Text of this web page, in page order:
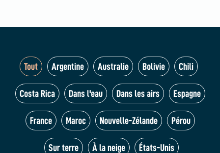
Tout Argentine Australie Bolivie Chili
Costa Rica Dans l'eau Dans les airs Espagne
France Maroc Nouvelle-Zélande Pérou
Sur terre À la neige États-Unis